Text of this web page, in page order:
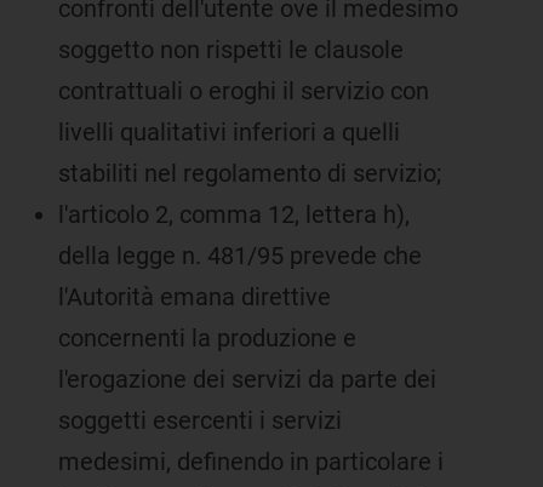
confronti dell'utente ove il medesimo
soggetto non rispetti le clausole
contrattuali o eroghi il servizio con
livelli qualitativi inferiori a quelli
stabiliti nel regolamento di servizio;
l'articolo 2, comma 12, lettera h),
della legge n. 481/95 prevede che
l'Autorità emana direttive
concernenti la produzione e
l'erogazione dei servizi da parte dei
soggetti esercenti i servizi
medesimi, definendo in particolare i